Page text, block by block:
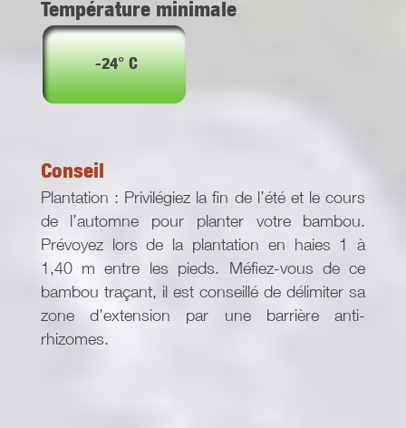
Température minimale
-24° C
Conseil
Plantation : Privilégiez la fin de l’été et le cours
de l’automne pour planter votre bambou.
Prévoyez lors de la plantation en haies 1 à
1,40 m entre les pieds. Méfiez-vous de ce
bambou traçant, il est conseillé de délimiter sa
zone d’extension par une barrière anti-
rhizomes.